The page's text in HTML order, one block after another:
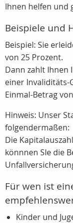
Ihnen helfen und
Beispiele und
Beispiel: Sie
von 25 Prozent.
Dann zahlt Ihnen
einer Invaliditäts-
Einmal-Betrag
Hinweis: Unser
folgendermaßen:
Die
könnnen SIe die
Für wen ist
Kinder und